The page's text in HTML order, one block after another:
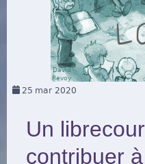
25 mar 2020
Un
contribuer